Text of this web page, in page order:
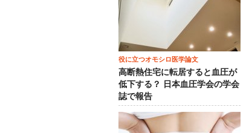
役に立つオモシロ医学論文
高断熱住宅に転居すると血圧が
低下する？ 日本血圧学会の学会
誌で報告